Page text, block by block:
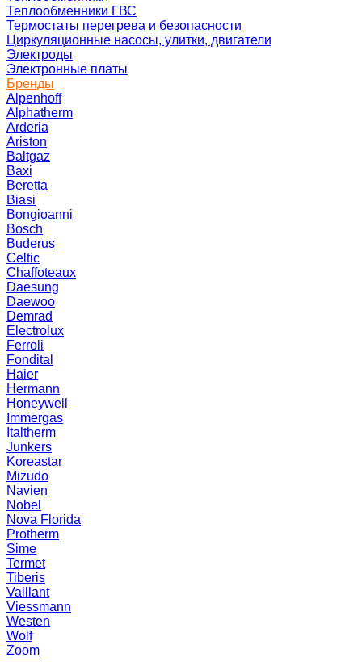
Теплообменники ГВС
Термостаты перегрева и безопасности
Циркуляционные насосы, улитки, двигатели
Электроды
Электронные платы
Бренды
Alpenhoff
Alphatherm
Arderia
Ariston
Baltgaz
Baxi
Beretta
Biasi
Bongioanni
Bosch
Buderus
Celtic
Chaffoteaux
Daesung
Daewoo
Demrad
Electrolux
Ferroli
Fondital
Haier
Hermann
Honeywell
Immergas
Italtherm
Junkers
Koreastar
Mizudо
Navien
Nobel
Nova Florida
Protherm
Sime
Termet
Tiberis
Vaillant
Viessmann
Westen
Wolf
Zoom